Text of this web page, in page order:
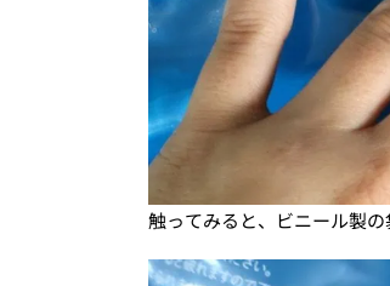
触ってみると、ビニール製